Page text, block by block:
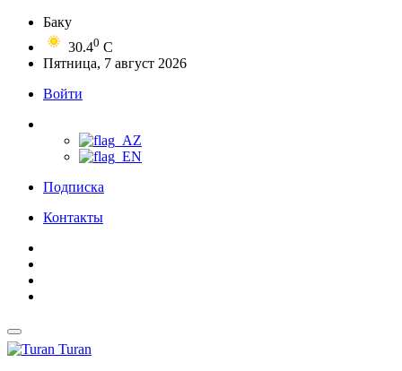
Баку
30.40 C
Пятница, 7 август 2026
Войти
Подписка
Контакты
Turan